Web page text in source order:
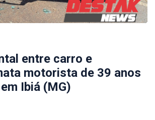
entre carro e
motorista de 39 anos
Ibiá (MG)